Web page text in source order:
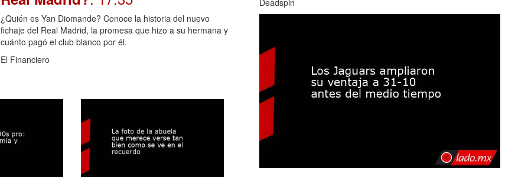
¿Quién es Yan Diomande? Conoce la historia del nuevo
fichaje del Real Madrid, la promesa que hizo a su hermana y
cuánto pagó el club blanco por él.
El Financiero